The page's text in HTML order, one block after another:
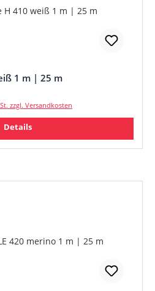
1 m | 25 m
zzgl. Versandkosten
Details